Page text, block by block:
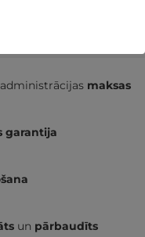
maksas
garantija
un pārbaudīts